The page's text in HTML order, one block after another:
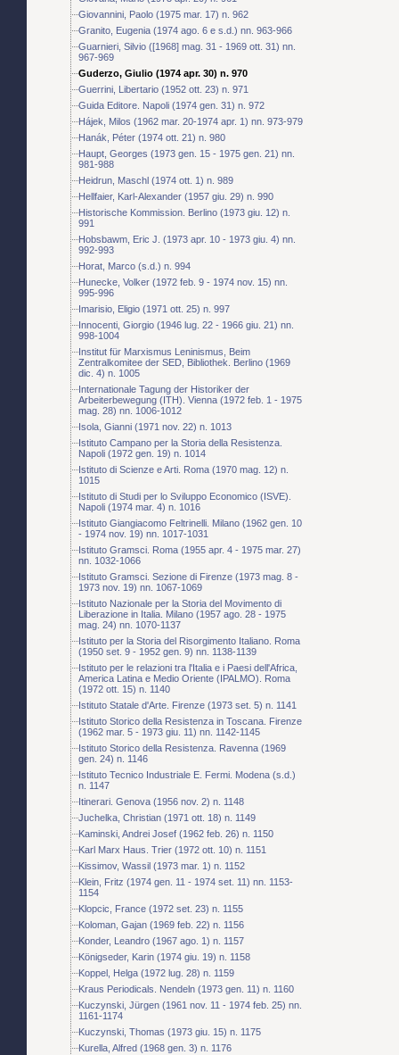
Giovannini, Paolo (1975 mar. 17) n. 962
Granito, Eugenia (1974 ago. 6 e s.d.) nn. 963-966
Guarnieri, Silvio ([1968] mag. 31 - 1969 ott. 31) nn.
967-969
Guderzo, Giulio (1974 apr. 30) n. 970
Guerrini, Libertario (1952 ott. 23) n. 971
Guida Editore. Napoli (1974 gen. 31) n. 972
Hájek, Milos (1962 mar. 20-1974 apr. 1) nn. 973-979
Hanák, Péter (1974 ott. 21) n. 980
Haupt, Georges (1973 gen. 15 - 1975 gen. 21) nn.
981-988
Heidrun, Maschl (1974 ott. 1) n. 989
Hellfaier, Karl-Alexander (1957 giu. 29) n. 990
Historische Kommission. Berlino (1973 giu. 12) n.
991
Hobsbawm, Eric J. (1973 apr. 10 - 1973 giu. 4) nn.
992-993
Horat, Marco (s.d.) n. 994
Hunecke, Volker (1972 feb. 9 - 1974 nov. 15) nn.
995-996
Imarisio, Eligio (1971 ott. 25) n. 997
Innocenti, Giorgio (1946 lug. 22 - 1966 giu. 21) nn.
998-1004
Institut für Marxismus Leninismus, Beim
Zentralkomitee der SED, Bibliothek. Berlino (1969
dic. 4) n. 1005
Internationale Tagung der Historiker der
Arbeiterbewegung (ITH). Vienna (1972 feb. 1 - 1975
mag. 28) nn. 1006-1012
Isola, Gianni (1971 nov. 22) n. 1013
Istituto Campano per la Storia della Resistenza.
Napoli (1972 gen. 19) n. 1014
Istituto di Scienze e Arti. Roma (1970 mag. 12) n.
1015
Istituto di Studi per lo Sviluppo Economico (ISVE).
Napoli (1974 mar. 4) n. 1016
Istituto Giangiacomo Feltrinelli. Milano (1962 gen. 10
- 1974 nov. 19) nn. 1017-1031
Istituto Gramsci. Roma (1955 apr. 4 - 1975 mar. 27)
nn. 1032-1066
Istituto Gramsci. Sezione di Firenze (1973 mag. 8 -
1973 nov. 19) nn. 1067-1069
Istituto Nazionale per la Storia del Movimento di
Liberazione in Italia. Milano (1957 ago. 28 - 1975
mag. 24) nn. 1070-1137
Istituto per la Storia del Risorgimento Italiano. Roma
(1950 set. 9 - 1952 gen. 9) nn. 1138-1139
Istituto per le relazioni tra l'Italia e i Paesi dell'Africa,
America Latina e Medio Oriente (IPALMO). Roma
(1972 ott. 15) n. 1140
Istituto Statale d'Arte. Firenze (1973 set. 5) n. 1141
Istituto Storico della Resistenza in Toscana. Firenze
(1962 mar. 5 - 1973 giu. 11) nn. 1142-1145
Istituto Storico della Resistenza. Ravenna (1969
gen. 24) n. 1146
Istituto Tecnico Industriale E. Fermi. Modena (s.d.)
n. 1147
Itinerari. Genova (1956 nov. 2) n. 1148
Juchelka, Christian (1971 ott. 18) n. 1149
Kaminski, Andrei Josef (1962 feb. 26) n. 1150
Karl Marx Haus. Trier (1972 ott. 10) n. 1151
Kissimov, Wassil (1973 mar. 1) n. 1152
Klein, Fritz (1974 gen. 11 - 1974 set. 11) nn. 1153-
1154
Klopcic, France (1972 set. 23) n. 1155
Koloman, Gajan (1969 feb. 22) n. 1156
Konder, Leandro (1967 ago. 1) n. 1157
Königseder, Karin (1974 giu. 19) n. 1158
Koppel, Helga (1972 lug. 28) n. 1159
Kraus Periodicals. Nendeln (1973 gen. 11) n. 1160
Kuczynski, Jürgen (1961 nov. 11 - 1974 feb. 25) nn.
1161-1174
Kuczynski, Thomas (1973 giu. 15) n. 1175
Kurella, Alfred (1968 gen. 3) n. 1176